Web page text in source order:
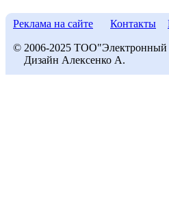
Реклама на сайте Контакты
© 2006-2025 ТОО"Электронный
Дизайн Алексенко А.